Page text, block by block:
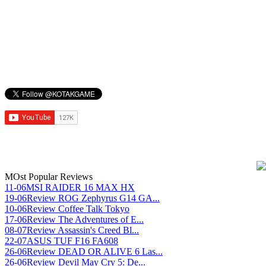
MOst Popular Reviews
11-06MSI RAIDER 16 MAX HX
19-06Review ROG Zephyrus G14 GA...
10-06Review Coffee Talk Tokyo
17-06Review The Adventures of E...
08-07Review Assassin's Creed Bl...
22-07ASUS TUF F16 FA608
26-06Review DEAD OR ALIVE 6 Las...
26-06Review Devil May Cry 5: De...